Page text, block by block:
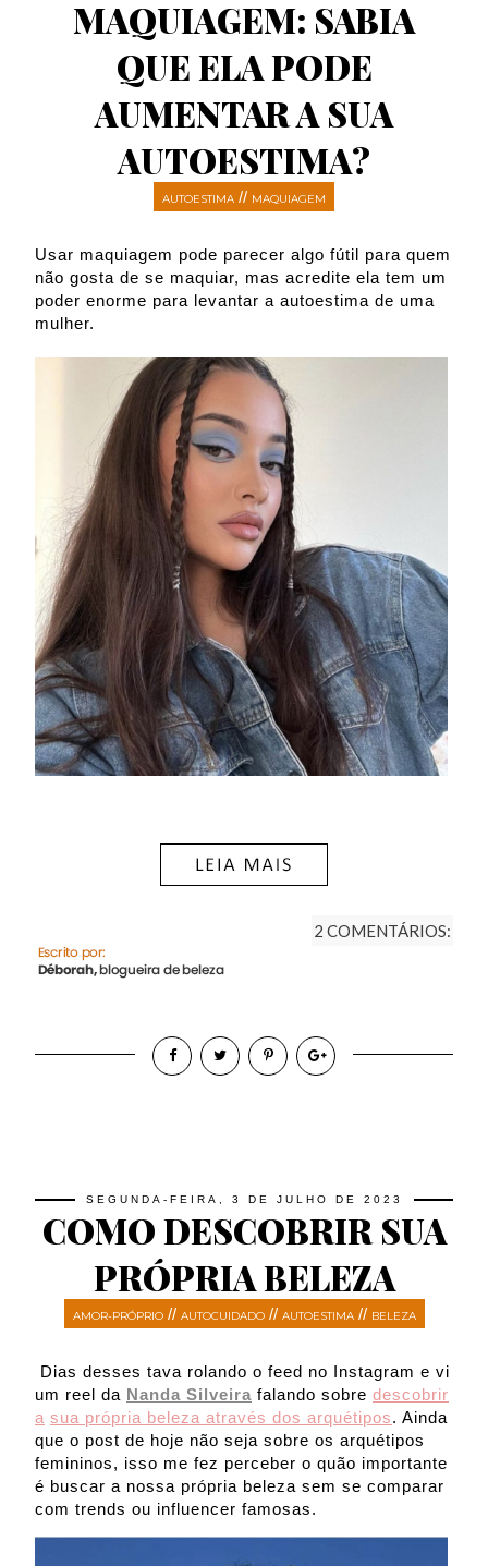
MAQUIAGEM: SABIA
QUE ELA PODE
AUMENTAR A SUA
AUTOESTIMA?
AUTOESTIMA // MAQUIAGEM
Usar maquiagem pode parecer algo fútil para quem
não gosta de se maquiar, mas acredite ela tem um
poder enorme para levantar a autoestima de uma
mulher.
2 COMENTÁRIOS:
SEGUNDA-FEIRA, 3 DE JULHO DE 2023
COMO DESCOBRIR SUA
PRÓPRIA BELEZA
AMOR-PRÓPRIO// AUTOCUIDADO// AUTOESTIMA// BELEZA
Dias desses tava rolando o feed no Instagram e vi
um reel da Nanda Silveira falando sobre descobrir
a sua própria beleza através dos arquétipos. Ainda
que o post de hoje não seja sobre os arquétipos
femininos, isso me fez perceber o quão importante
é buscar a nossa própria beleza sem se comparar
com trends ou influencer famosas.